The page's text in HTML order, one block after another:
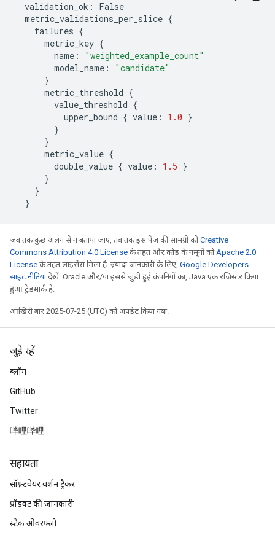
validation_ok :
False
metric_validations_per_slice {
failures {
metric_key {
name :
"weighted_example_count"
model_name :
"candidate"
}
metric_threshold {
value_threshold {
upper_bound { value : 1.0 }
}
}
metric_value {
double_value { value : 1.5 }
}
}
}
जब तक कुछ अलग से न बताया जाए, तब तक इस पेज की सामग्री कोCreative
Commons Attribution 4.0 License के तहत और कोड के नमूनों कोApache 2.0
License के तहत लाइसेंस मिला है. ज़्यादा जानकारी के लिए, Google Developers
साइट नीतियांदेखें. Oracle और/या इससे जुड़ी हुई कंपनियों का, Java एक रजिस्टर किया
हुआ ट्रेडमार्क है.
आखिरी बार 2025-07-25 (UTC) को अपडेट किया गया.
जुड़े रहें
ब्लॉग
GitHub
Twitter
哔哩哔哩
सहायता
सॉफ़्टवेयर वर्शन ट्रैकर
प्रॉडक्ट की जानकारी
स्टैक ओवरफ़्लो